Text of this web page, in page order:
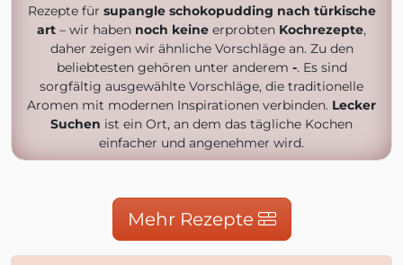
Rezepte für supangle schokopudding nach türkische
art – wir haben noch keine erprobten Kochrezepte,
daher zeigen wir ähnliche Vorschläge an. Zu den
beliebtesten gehören unter anderem -. Es sind
sorgfältig ausgewählte Vorschläge, die traditionelle
Aromen mit modernen Inspirationen verbinden. Lecker
Suchen ist ein Ort, an dem das tägliche Kochen
einfacher und angenehmer wird.
Mehr Rezepte